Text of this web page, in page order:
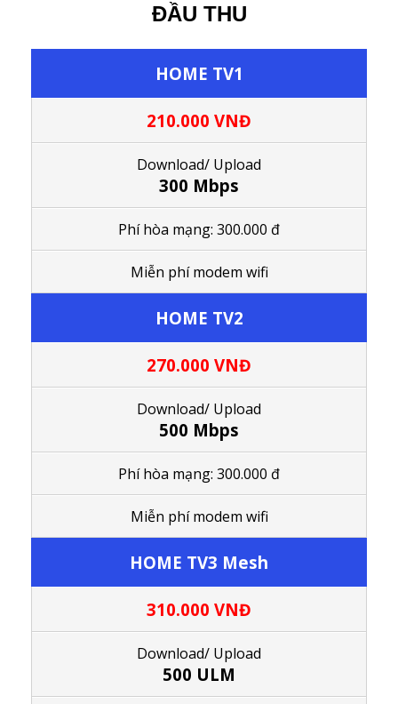
ĐẦU THU
HOME TV1
210.000 VNĐ
Download/ Upload
300 Mbps
Phí hòa mạng: 300.000 đ
Miễn phí modem wifi
HOME TV2
270.000 VNĐ
Download/ Upload
500 Mbps
Phí hòa mạng: 300.000 đ
Miễn phí modem wifi
HOME TV3 Mesh
310.000 VNĐ
Download/ Upload
500 ULM